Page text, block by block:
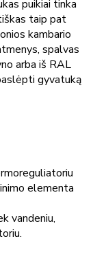
puikiai tinka
taip pat
kambario
spalvas
arba iš RAL
gyvatuką
elementa
vandeniu,